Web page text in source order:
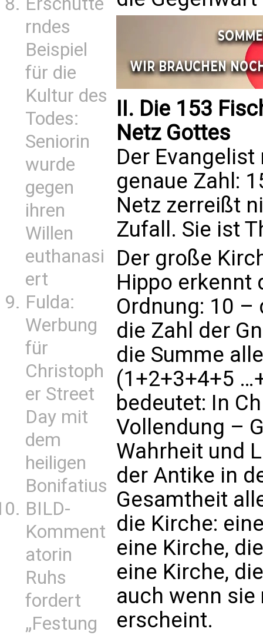
rndes
Beispiel
für die
Kultur des
Todes:
Seniorin
wurde
gegen
ihren
Willen
euthanasi
ert
Fulda:
Werbung
für
Christoph
er Street
Day mit
dem
heiligen
Bonifatius
BILD-
Komment
atorin
Ruhs
fordert
„Festung
II. Die 153
Netz Gottes
Der
genaue Zahl:
Netz zerreißt
Zufall. Sie ist
Der große
Hippo erkennt
Ordnung: 10 –
die Zahl der
die Summe
(1+2+3+4+5
bedeutet: In
Vollendung –
Wahrheit und
der Antike in
Gesamtheit
die Kirche:
eine Kirche,
eine Kirche,
auch wenn
erscheint.